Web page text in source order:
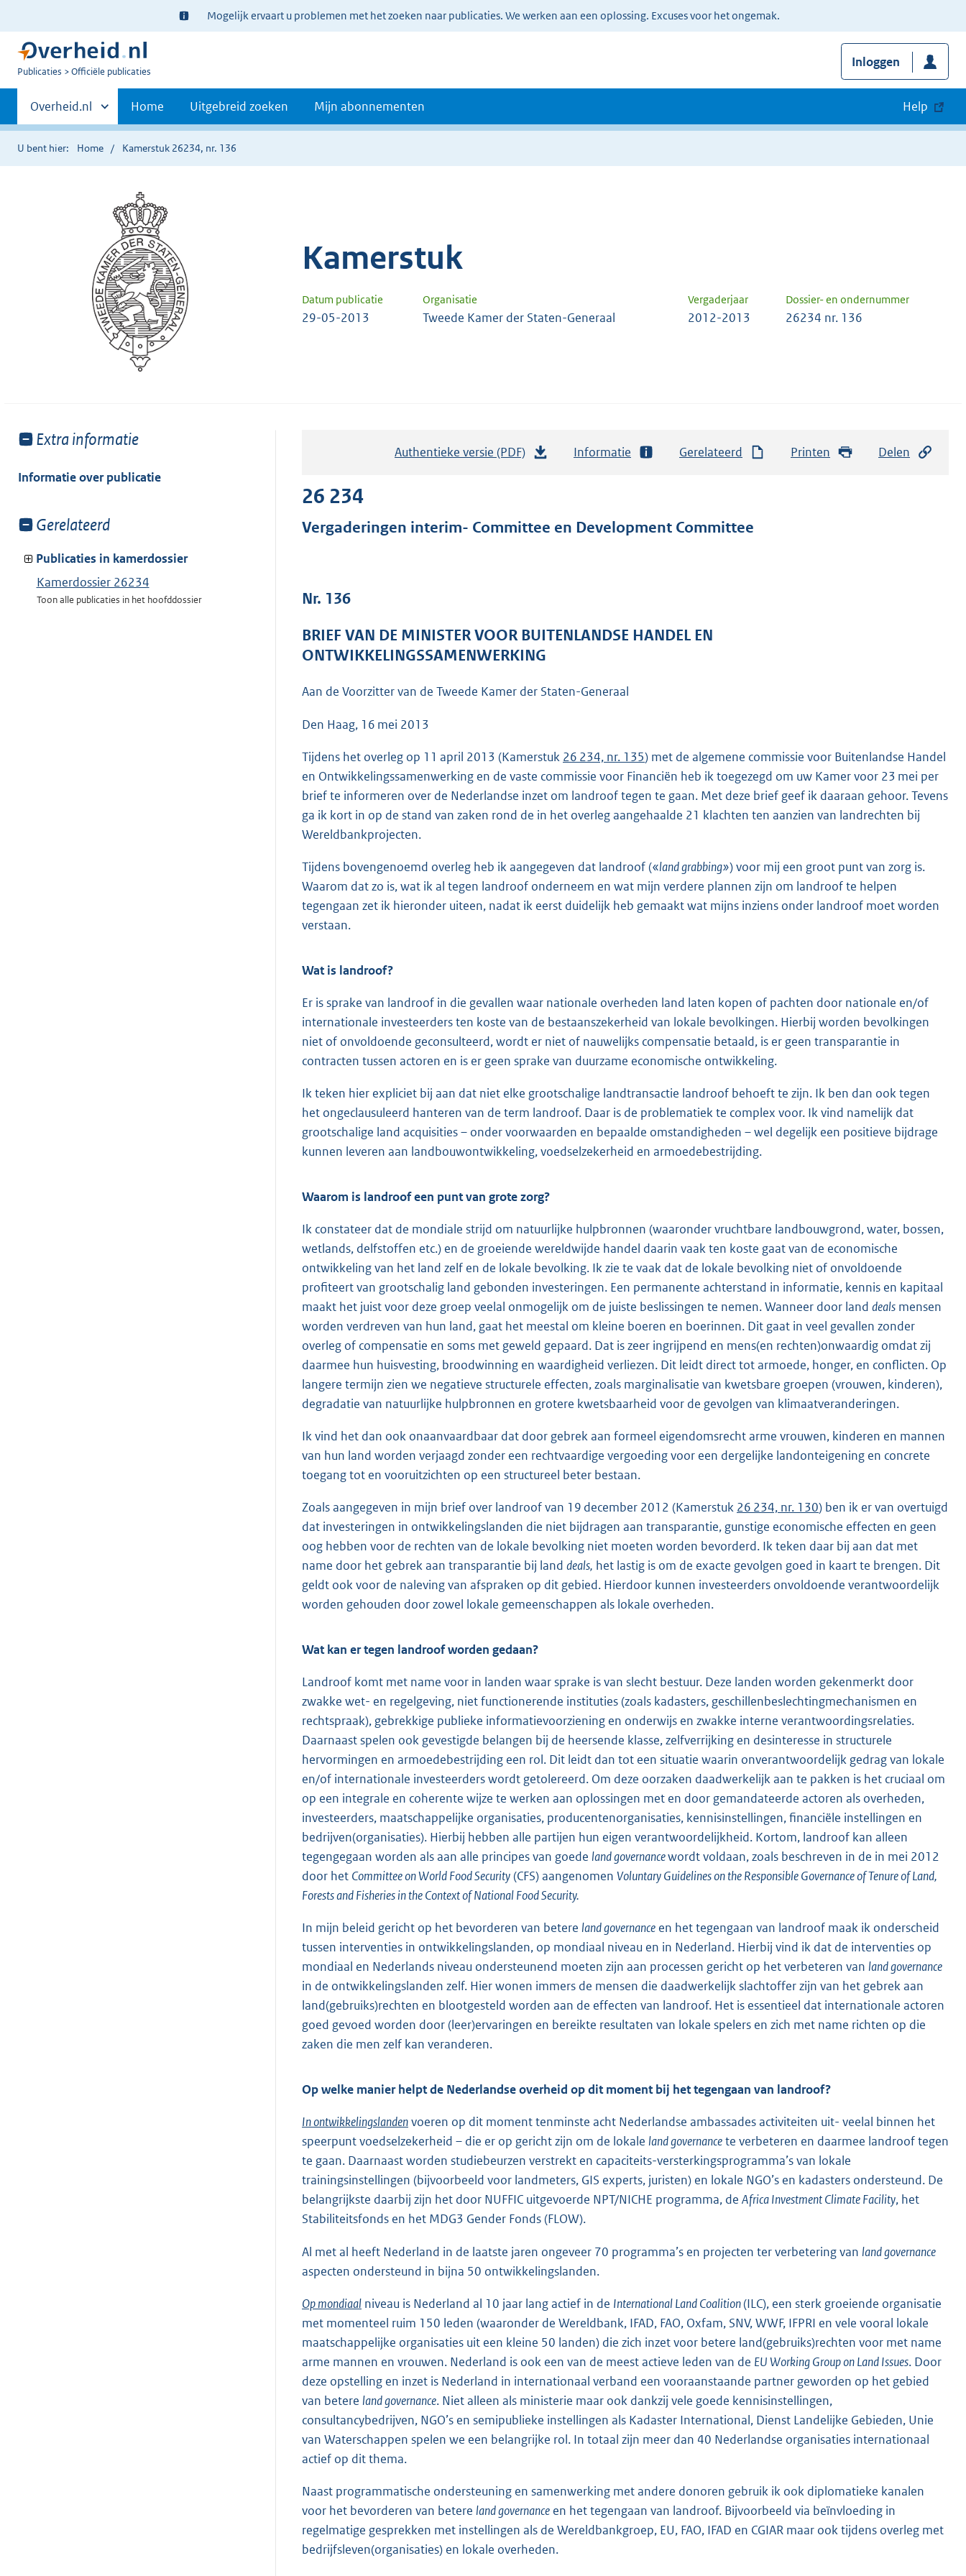
Ter
informatie:
Mogelijk ervaart u problemen met het zoeken naar publicaties. We werken aan een oplossing. Excuses voor het ongemak.
U
Publicaties Officiële publicaties
Inloggen
Primaire
navigatie
Andere
sites
binnen
Overheid.nl Home Uitgebreid zoeken Mijn abonnementen Help
U bent hier: Home Kamerstuk 26234, nr. 136
Kamerstuk
Datum publicatie Organisatie Vergaderjaar Dossier- en ondernummer
29-05-2013 Tweede Kamer der Staten-Generaal 2012-2013 26234 nr. 136
Toon
van:
Extra informatie
Informatie over publicatie
Toon
van:
Gerelateerd
Publicaties in kamerdossier
Kamerdossier 26234
Toon alle publicaties in het hoofddossier
Authentieke versie (PDF)
a
r
o
o
t
6
0
K
b
Informatie Gerelateerd Printen Delen
26 234
Vergaderingen interim- Committee en Development Committee
Nr. 136
BRIEF VAN DE MINISTER VOOR BUITENLANDSE HANDEL EN
ONTWIKKELINGSSAMENWERKING
Aan de Voorzitter van de Tweede Kamer der Staten-Generaal
Den Haag, 16 mei 2013
Tijdens het overleg op 11 april 2013 (Kamerstuk 26 234, nr. 135) met de algemene commissie voor Buitenlandse Handel
en Ontwikkelingssamenwerking en de vaste commissie voor Financiën heb ik toegezegd om uw Kamer voor 23 mei per
brief te informeren over de Nederlandse inzet om landroof tegen te gaan. Met deze brief geef ik daaraan gehoor. Tevens
ga ik kort in op de stand van zaken rond de in het overleg aangehaalde 21 klachten ten aanzien van landrechten bij
Wereldbankprojecten.
Tijdens bovengenoemd overleg heb ik aangegeven dat landroof («land grabbing») voor mij een groot punt van zorg is.
Waarom dat zo is, wat ik al tegen landroof onderneem en wat mijn verdere plannen zijn om landroof te helpen
tegengaan zet ik hieronder uiteen, nadat ik eerst duidelijk heb gemaakt wat mijns inziens onder landroof moet worden
verstaan.
Wat is landroof?
Er is sprake van landroof in die gevallen waar nationale overheden land laten kopen of pachten door nationale en/of
internationale investeerders ten koste van de bestaanszekerheid van lokale bevolkingen. Hierbij worden bevolkingen
niet of onvoldoende geconsulteerd, wordt er niet of nauwelijks compensatie betaald, is er geen transparantie in
contracten tussen actoren en is er geen sprake van duurzame economische ontwikkeling.
Ik teken hier expliciet bij aan dat niet elke grootschalige landtransactie landroof behoeft te zijn. Ik ben dan ook tegen
het ongeclausuleerd hanteren van de term landroof. Daar is de problematiek te complex voor. Ik vind namelijk dat
grootschalige land acquisities – onder voorwaarden en bepaalde omstandigheden – wel degelijk een positieve bijdrage
kunnen leveren aan landbouwontwikkeling, voedselzekerheid en armoedebestrijding.
Waarom is landroof een punt van grote zorg?
Ik constateer dat de mondiale strijd om natuurlijke hulpbronnen (waaronder vruchtbare landbouwgrond, water, bossen,
wetlands, delfstoffen etc.) en de groeiende wereldwijde handel daarin vaak ten koste gaat van de economische
ontwikkeling van het land zelf en de lokale bevolking. Ik zie te vaak dat de lokale bevolking niet of onvoldoende
profiteert van grootschalig land gebonden investeringen. Een permanente achterstand in informatie, kennis en kapitaal
maakt het juist voor deze groep veelal onmogelijk om de juiste beslissingen te nemen. Wanneer door land deals mensen
worden verdreven van hun land, gaat het meestal om kleine boeren en boerinnen. Dit gaat in veel gevallen zonder
overleg of compensatie en soms met geweld gepaard. Dat is zeer ingrijpend en mens(en rechten)onwaardig omdat zij
daarmee hun huisvesting, broodwinning en waardigheid verliezen. Dit leidt direct tot armoede, honger, en conflicten. Op
langere termijn zien we negatieve structurele effecten, zoals marginalisatie van kwetsbare groepen (vrouwen, kinderen),
degradatie van natuurlijke hulpbronnen en grotere kwetsbaarheid voor de gevolgen van klimaatveranderingen.
Ik vind het dan ook onaanvaardbaar dat door gebrek aan formeel eigendomsrecht arme vrouwen, kinderen en mannen
van hun land worden verjaagd zonder een rechtvaardige vergoeding voor een dergelijke landonteigening en concrete
toegang tot en vooruitzichten op een structureel beter bestaan.
Zoals aangegeven in mijn brief over landroof van 19 december 2012 (Kamerstuk 26 234, nr. 130) ben ik er van overtuigd
dat investeringen in ontwikkelingslanden die niet bijdragen aan transparantie, gunstige economische effecten en geen
oog hebben voor de rechten van de lokale bevolking niet moeten worden bevorderd. Ik teken daar bij aan dat met
name door het gebrek aan transparantie bij land deals, het lastig is om de exacte gevolgen goed in kaart te brengen. Dit
geldt ook voor de naleving van afspraken op dit gebied. Hierdoor kunnen investeerders onvoldoende verantwoordelijk
worden gehouden door zowel lokale gemeenschappen als lokale overheden.
Wat kan er tegen landroof worden gedaan?
Landroof komt met name voor in landen waar sprake is van slecht bestuur. Deze landen worden gekenmerkt door
zwakke wet- en regelgeving, niet functionerende instituties (zoals kadasters, geschillenbeslechtingmechanismen en
rechtspraak), gebrekkige publieke informatievoorziening en onderwijs en zwakke interne verantwoordingsrelaties.
Daarnaast spelen ook gevestigde belangen bij de heersende klasse, zelfverrijking en desinteresse in structurele
hervormingen en armoedebestrijding een rol. Dit leidt dan tot een situatie waarin onverantwoordelijk gedrag van lokale
en/of internationale investeerders wordt getolereerd. Om deze oorzaken daadwerkelijk aan te pakken is het cruciaal om
op een integrale en coherente wijze te werken aan oplossingen met en door gemandateerde actoren als overheden,
investeerders, maatschappelijke organisaties, producentenorganisaties, kennisinstellingen, financiële instellingen en
bedrijven(organisaties). Hierbij hebben alle partijen hun eigen verantwoordelijkheid. Kortom, landroof kan alleen
tegengegaan worden als aan alle principes van goede land governancewordt voldaan, zoals beschreven in de in mei 2012
door het Committee on World Food Security(CFS) aangenomen Voluntary Guidelines on the Responsible Governance of Tenure of Land,
Forests and Fisheries in the Context of National Food Security.
In mijn beleid gericht op het bevorderen van betere land governance en het tegengaan van landroof maak ik onderscheid
tussen interventies in ontwikkelingslanden, op mondiaal niveau en in Nederland. Hierbij vind ik dat de interventies op
mondiaal en Nederlands niveau ondersteunend moeten zijn aan processen gericht op het verbeteren van land governance
in de ontwikkelingslanden zelf. Hier wonen immers de mensen die daadwerkelijk slachtoffer zijn van het gebrek aan
land(gebruiks)rechten en blootgesteld worden aan de effecten van landroof. Het is essentieel dat internationale actoren
goed gevoed worden door (leer)ervaringen en bereikte resultaten van lokale spelers en zich met name richten op die
zaken die men zelf kan veranderen.
Op welke manier helpt de Nederlandse overheid op dit moment bij het tegengaan van landroof?
In ontwikkelingslandenvoeren op dit moment tenminste acht Nederlandse ambassades activiteiten uit- veelal binnen het
speerpunt voedselzekerheid – die er op gericht zijn om de lokale land governancete verbeteren en daarmee landroof tegen
te gaan. Daarnaast worden studiebeurzen verstrekt en capaciteits-versterkingsprogramma’s van lokale
trainingsinstellingen (bijvoorbeeld voor landmeters, GIS experts, juristen) en lokale NGO’s en kadasters ondersteund. De
belangrijkste daarbij zijn het door NUFFIC uitgevoerde NPT/NICHE programma, de Africa Investment Climate Facility, het
Stabiliteitsfonds en het MDG3 Gender Fonds (FLOW).
Al met al heeft Nederland in de laatste jaren ongeveer 70 programma’s en projecten ter verbetering van land governance
aspecten ondersteund in bijna 50 ontwikkelingslanden.
Op mondiaal niveau is Nederland al 10 jaar lang actief in de International Land Coalition(ILC), een sterk groeiende organisatie
met momenteel ruim 150 leden (waaronder de Wereldbank, IFAD, FAO, Oxfam, SNV, WWF, IFPRI en vele vooral lokale
maatschappelijke organisaties uit een kleine 50 landen) die zich inzet voor betere land(gebruiks)rechten voor met name
arme mannen en vrouwen. Nederland is ook een van de meest actieve leden van de EU Working Group on Land Issues. Door
deze opstelling en inzet is Nederland in internationaal verband een vooraanstaande partner geworden op het gebied
van betere land governance. Niet alleen als ministerie maar ook dankzij vele goede kennisinstellingen,
consultancybedrijven, NGO’s en semipublieke instellingen als Kadaster International, Dienst Landelijke Gebieden, Unie
van Waterschappen spelen we een belangrijke rol. In totaal zijn meer dan 40 Nederlandse organisaties internationaal
actief op dit thema.
Naast programmatische ondersteuning en samenwerking met andere donoren gebruik ik ook diplomatieke kanalen
voor het bevorderen van betere land governance en het tegengaan van landroof. Bijvoorbeeld via beïnvloeding in
regelmatige gesprekken met instellingen als de Wereldbankgroep, EU, FAO, IFAD en CGIAR maar ook tijdens overleg met
bedrijfsleven(organisaties) en lokale overheden.